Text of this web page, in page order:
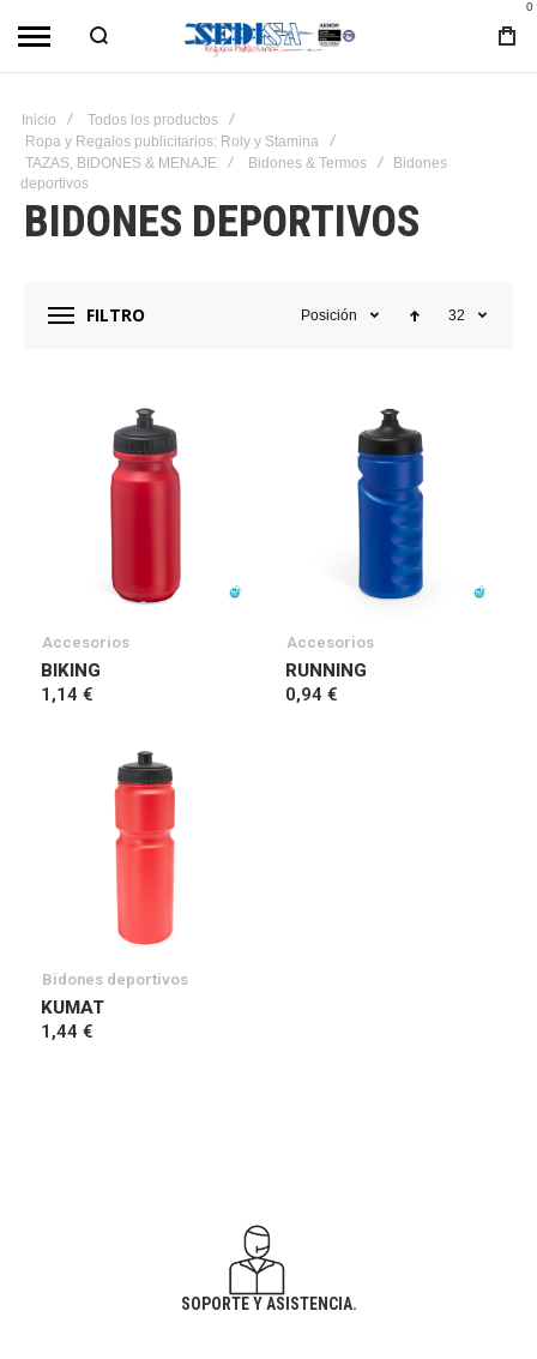
0
Inicio
Todos los productos
Ropa y Regalos publicitarios: Roly y Stamina
TAZAS, BIDONES & MENAJE
Bidones & Termos
Bidones
deportivos
BIDONES DEPORTIVOS
FILTRO Posición 32
Accesorios
BIKING
1,14 €
Accesorios
RUNNING
0,94 €
Bidones deportivos
KUMAT
1,44 €
SOPORTE Y ASISTENCIA.